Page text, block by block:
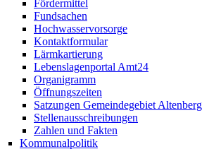
Fördermittel
Fundsachen
Hochwasservorsorge
Kontaktformular
Lärmkartierung
Lebenslagenportal Amt24
Organigramm
Öffnungszeiten
Satzungen Gemeindegebiet Altenberg
Stellenausschreibungen
Zahlen und Fakten
Kommunalpolitik